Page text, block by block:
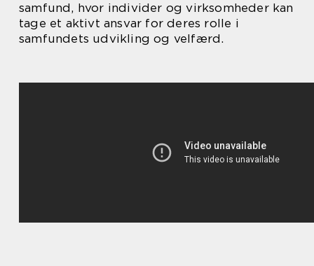
samfund, hvor individer og virksomheder kan
tage et aktivt ansvar for deres rolle i
samfundets udvikling og velfærd.